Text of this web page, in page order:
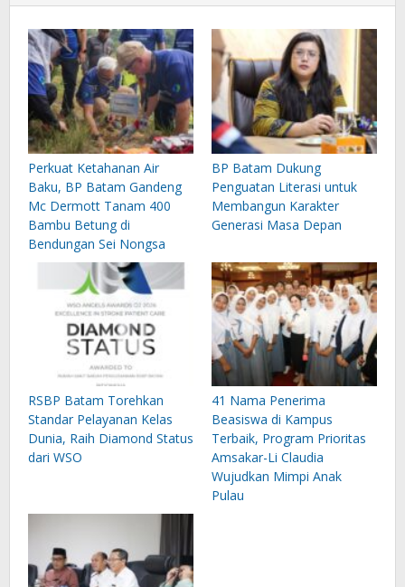
Perkuat Ketahanan Air
Baku, BP Batam Gandeng
Mc Dermott Tanam 400
Bambu Betung di
Bendungan Sei Nongsa
BP Batam Dukung
Penguatan Literasi untuk
Membangun Karakter
Generasi Masa Depan
RSBP Batam Torehkan
Standar Pelayanan Kelas
Dunia, Raih Diamond Status
dari WSO
41 Nama Penerima
Beasiswa di Kampus
Terbaik, Program Prioritas
Amsakar-Li Claudia
Wujudkan Mimpi Anak
Pulau